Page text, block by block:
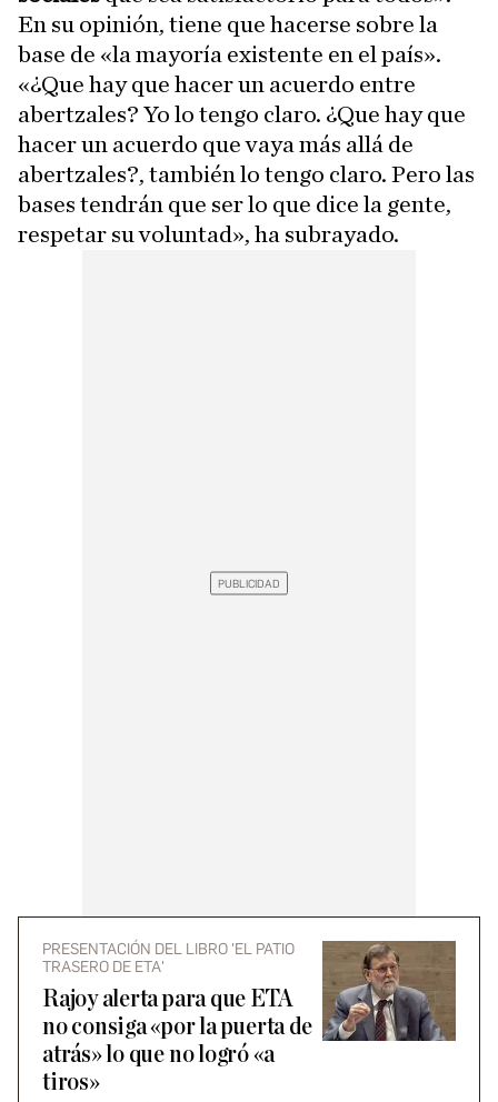
En su opinión, tiene que hacerse sobre la
base de «la mayoría existente en el país».
«¿Que hay que hacer un acuerdo entre
abertzales? Yo lo tengo claro. ¿Que hay que
hacer un acuerdo que vaya más allá de
abertzales?, también lo tengo claro. Pero las
bases tendrán que ser lo que dice la gente,
respetar su voluntad», ha subrayado.
PRESENTACIÓN DEL LIBRO 'EL PATIO
TRASERO DE ETA'
Rajoy alerta para que ETA
no consiga «por la puerta de
atrás» lo que no logró «a
tiros»